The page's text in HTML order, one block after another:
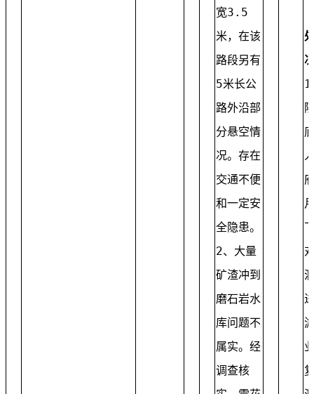
宽3.5
米，在该
路段另有
5米长公
路外沿部
分悬空情
况。存在
交通不便
和一定安
全隐患。
2、大量
矿渣冲到
磨石岩水
库问题不
属实。经
调查核
1